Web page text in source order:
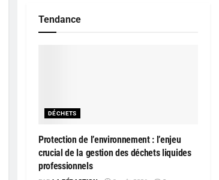
Tendance
DÉCHETS
Protection de l’environnement : l’enjeu
crucial de la gestion des déchets liquides
professionnels